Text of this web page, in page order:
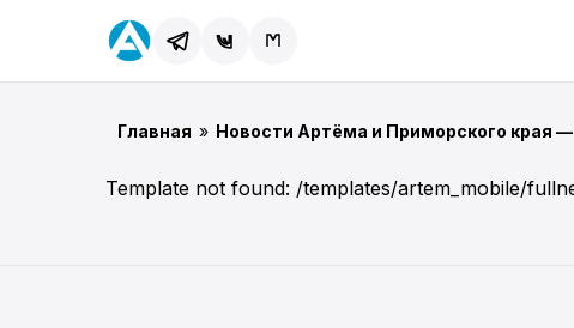
Главная » Новости Артёма и Приморского края
Template not found: /templates/artem_mobile/